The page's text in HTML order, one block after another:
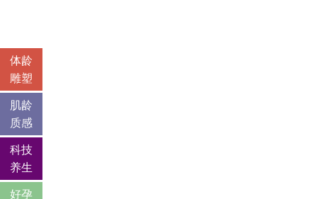
体龄
雕塑
肌龄
质感
科技
养生
好孕